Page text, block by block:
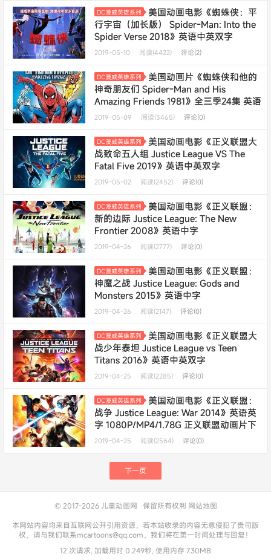
DC漫威英雄系列
美国动画电影《蜘蛛侠：平
行宇宙（加长版） Spider-Man: Into the
Spider Verse 2018》英语中英双字
1080P/MP4/2.61G 动画片下载
2019-05-10 阅读(4422) 评论(2)
DC漫威英雄系列
美国动画片《蜘蛛侠和他的
神奇朋友们 Spider-Man and His
Amazing Friends 1981》全三季24集 英语
无字 高清/AVI/4.66G 蜘蛛侠系列动画片
2019-05-09 阅读(3465) 评论(0)
DC漫威英雄系列
美国动画电影《正义联盟大
战致命五人组 Justice League VS The
Fatal Five 2019》英语中英双字
720P/MP4/743M 正义联盟动画片下载
2019-05-02 阅读(2452) 评论(0)
DC漫威英雄系列
美国动画电影《正义联盟：
新的边际 Justice League: The New
Frontier 2008》英语中字
1080P/MP4/1.57G 正义联盟动画片下载
2019-04-26 阅读(2777) 评论(0)
DC漫威英雄系列
美国动画电影《正义联盟：
神魔之战 Justice League: Gods and
Monsters 2015》英语中字
720P/MKV/1.68G 正义联盟动画片下载
2019-04-26 阅读(2147) 评论(0)
DC漫威英雄系列
美国动画电影《正义联盟大
战少年泰坦 Justice League vs Teen
Titans 2016》英语中英双字
1080P/MP4/3.46G 正义联盟动画片下载
2019-04-25 阅读(2285) 评论(0)
DC漫威英雄系列
美国动画电影《正义联盟：
战争 Justice League: War 2014》英语英
字 1080P/MP4/1.78G 正义联盟动画片下
载
2019-04-25 阅读(2564) 评论(0)
下一页
© 2017-2026 儿童动画网 保留所有权利 网站地图
本网站内容均来自互联网公开引用资源，若本站收录的内容无意侵犯了贵司版
权，请与我们联系mcartoons@qq.com，我们将在第一时间处理与回复！
12 次请求, 加载用时 0.249秒, 使用内存 7.30MB